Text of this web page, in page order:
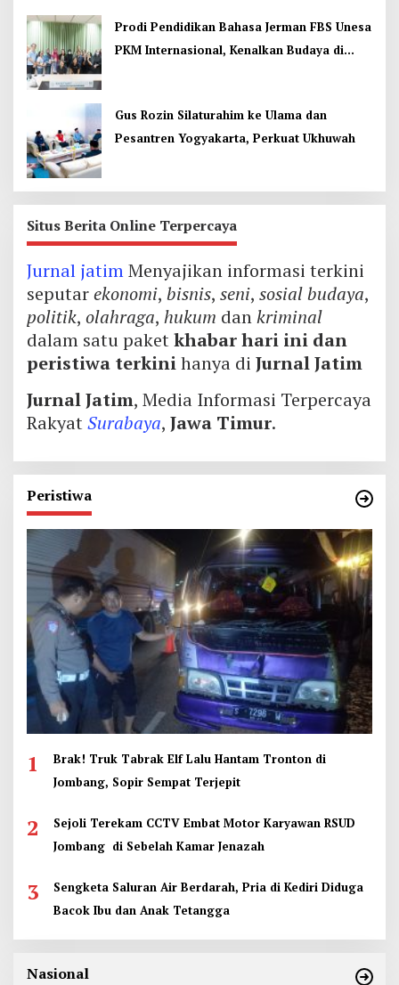
Prodi Pendidikan Bahasa Jerman FBS Unesa
PKM Internasional, Kenalkan Budaya di
Gus Rozin Silaturahim ke Ulama dan
Pesantren Yogyakarta, Perkuat Ukhuwah
Situs Berita Online Terpercaya
Jurnal jatimMenyajikan informasi terkini
seputarekonomi, bisnis, seni, sosial budaya,
politik, olahraga, hukum dankriminal
dalam satu paketkhabar hari ini dan
peristiwa terkinihanya di Jurnal Jatim
Jurnal Jatim, Media Informasi Terpercaya
RakyatSurabaya, Jawa Timur.
Peristiwa
1
Brak! Truk Tabrak Elf Lalu Hantam Tronton di
Jombang, Sopir Sempat Terjepit
2
Sejoli Terekam CCTV Embat Motor Karyawan RSUD
Jombang di Sebelah Kamar Jenazah
3
Sengketa Saluran Air Berdarah, Pria di Kediri Diduga
Bacok Ibu dan Anak Tetangga
Nasional